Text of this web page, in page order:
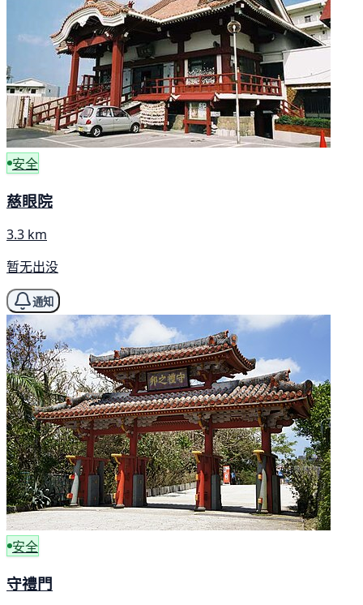
安全
慈眼院
3.3 km
暂无出没
通知
安全
守禮門